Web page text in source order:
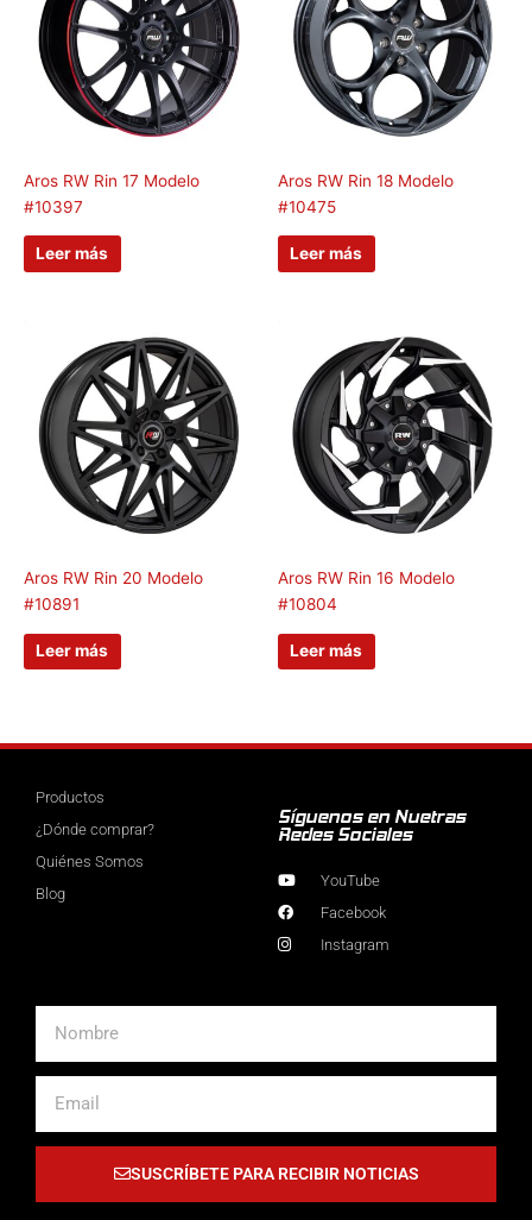
Aros RW Rin 17 Modelo
#10397
Leer más
Aros RW Rin 18 Modelo
#10475
Leer más
Aros RW Rin 20 Modelo
#10891
Leer más
Aros RW Rin 16 Modelo
#10804
Leer más
Productos
¿Dónde comprar?
Quiénes Somos
Blog
Síguenos en Nuetras
Redes Sociales
YouTube
Facebook
Instagram
SUSCRÍBETE PARA RECIBIR NOTICIAS